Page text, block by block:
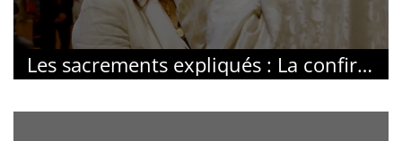
Les sacrements expliqués : La confirmation